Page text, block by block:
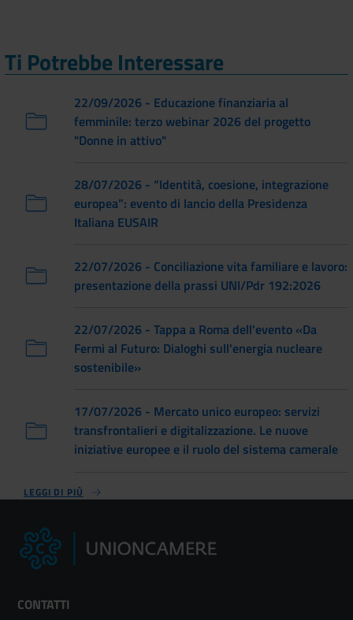
Ti Potrebbe Interessare
22/09/2026 - Educazione finanziaria al
femminile: terzo webinar 2026 del progetto
"Donne in attivo"
28/07/2026 - “Identità, coesione, integrazione
europea”: evento di lancio della Presidenza
Italiana EUSAIR
22/07/2026 - Conciliazione vita familiare e lavoro:
presentazione della prassi UNI/Pdr 192:2026
22/07/2026 - Tappa a Roma dell'evento «Da
Fermi al Futuro: Dialoghi sull'energia nucleare
sostenibile»
17/07/2026 - Mercato unico europeo: servizi
transfrontalieri e digitalizzazione. Le nuove
iniziative europee e il ruolo del sistema camerale
LEGGI DI PIÙ
CONTATTI